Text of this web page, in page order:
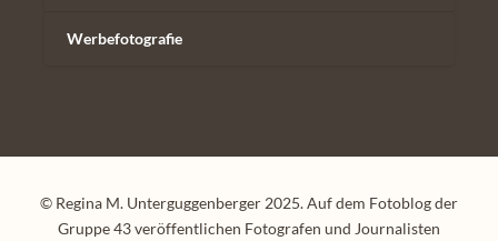
Werbefotografie
© Regina M. Unterguggenberger 2025. Auf dem Fotoblog der
Gruppe 43 veröffentlichen Fotografen und Journalisten